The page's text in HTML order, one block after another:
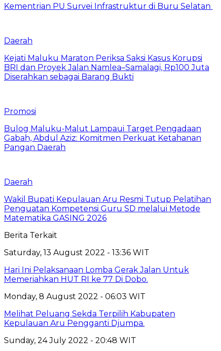
Kementrian PU Survei Infrastruktur di Buru Selatan
Daerah
Kejati Maluku Maraton Periksa Saksi Kasus Korupsi
BRI dan Proyek Jalan Namlea–Samalagi, Rp100 Juta
Diserahkan sebagai Barang Bukti
Promosi
Bulog Maluku-Malut Lampaui Target Pengadaan
Gabah, Abdul Aziz: Komitmen Perkuat Ketahanan
Pangan Daerah
Daerah
Wakil Bupati Kepulauan Aru Resmi Tutup Pelatihan
Penguatan Kompetensi Guru SD melalui Metode
Matematika GASING 2026
Berita Terkait
Saturday, 13 August 2022 - 13:36 WIT
Hari Ini Pelaksanaan Lomba Gerak Jalan Untuk
Memeriahkan HUT RI ke 77 Di Dobo.
Monday, 8 August 2022 - 06:03 WIT
Melihat Peluang Sekda Terpilih Kabupaten
Kepulauan Aru Pengganti Djumpa.
Sunday, 24 July 2022 - 20:48 WIT